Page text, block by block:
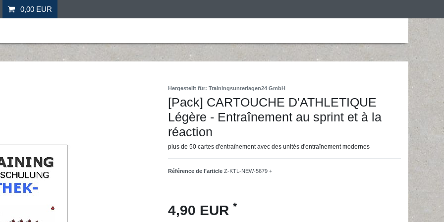
0,00 EUR
Fitness
Hergestellt für: Trainingsunterlagen24 GmbH
[Pack] CARTOUCHE D'ATHLETIQUE
Légère - Entraînement au sprint et à la
réaction
plus de 50 cartes d'entraînement avec des unités d'entraînement modernes
Référence de l’article Z-KTL-NEW-5679 +
4,90 EUR *